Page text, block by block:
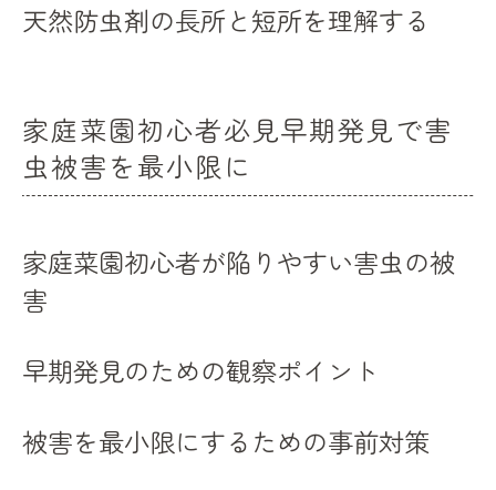
天然防虫剤の長所と短所を理解する
家庭菜園初心者必見早期発見で害
虫被害を最小限に
家庭菜園初心者が陥りやすい害虫の被
害
早期発見のための観察ポイント
被害を最小限にするための事前対策